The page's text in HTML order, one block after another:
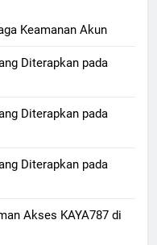
Keamanan Akun
Diterapkan pada
Diterapkan pada
Diterapkan pada
Akses KAYA787 di